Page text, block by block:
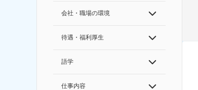
会社・職場の環境
待遇・福利厚生
語学
仕事内容